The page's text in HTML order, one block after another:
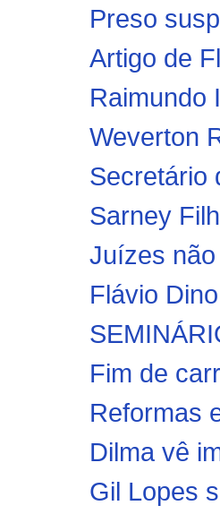
Preso
Artigo de
Raimundo
Weverton
Secretário
Sarney
Juízes
Flávio
Fim de
Reformas
Dilma vê
Gil Lopes